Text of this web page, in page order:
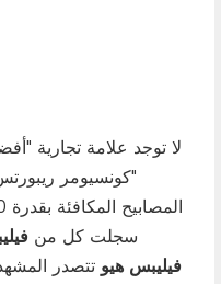
لا توجد علامة تجارية
"كونسيومر
سجلت كل من
فيليبس هيو تتصدر